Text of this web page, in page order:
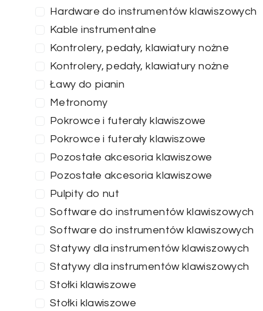
Hardware do instrumentów klawiszowych
Kable instrumentalne
Kontrolery, pedały, klawiatury nożne
Kontrolery, pedały, klawiatury nożne
Ławy do pianin
Metronomy
Pokrowce i futerały klawiszowe
Pokrowce i futerały klawiszowe
Pozostałe akcesoria klawiszowe
Pozostałe akcesoria klawiszowe
Pulpity do nut
Software do instrumentów klawiszowych
Software do instrumentów klawiszowych
Statywy dla instrumentów klawiszowych
Statywy dla instrumentów klawiszowych
Stołki klawiszowe
Stołki klawiszowe